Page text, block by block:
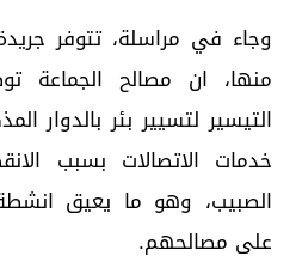
وجاء في مراسلة، تتوفر
منها، ان مصالح الجماعة
التيسير لتسيير بئر بالدوار
خدمات الاتصالات بسبب
الصبيب، وهو ما يعيق
على مصالحهم.